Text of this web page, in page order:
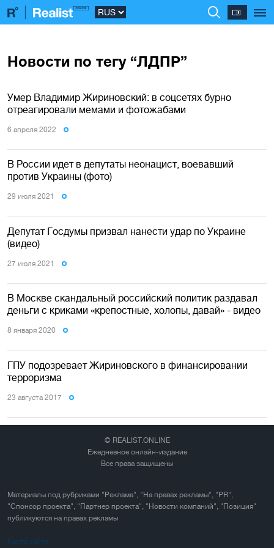
Новости по тегу “ЛДПР”
Умер Владимир Жириновский: в соцсетях бурно
отреагировали мемами и фотожабами
6 апреля 2022
В России идет в депутаты неонацист, воевавший
против Украины (фото)
29 июля 2021
Депутат Госдумы призвал нанести удар по Украине
(видео)
27 июля 2021
В Москве скандальный российский политик раздавал
деньги с криками «крепостные, холопы, давай» - видео
8 января 2020
ГПУ подозревает Жириновского в финансировании
терроризма
23 августа 2017
© REALIST.ONLINE
Ежедневное онлайн-издание
Все права защищены
Материалы под рубриками "Реклама", "На правах рекламы", "PR",
"Спонсор проекта", "Партнер проекта", "Новости компаний", "Позиция"
публикуются на правах рекламы
Карта сайта